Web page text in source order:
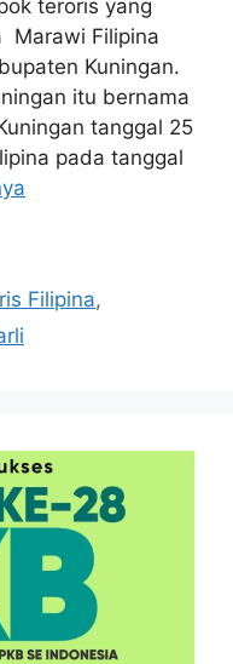
teroris yang
Marawi Filipina
Kuningan.
itu bernama
tanggal 25
pada tanggal
Filipina,